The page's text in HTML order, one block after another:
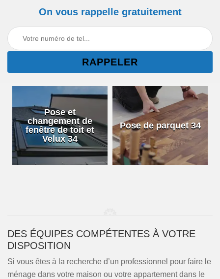
On vous rappelle gratuitement
Pose et
changement de
fenêtre de toit et
Velux 34
Pose de parquet 34
DES ÉQUIPES COMPÉTENTES À VOTRE
DISPOSITION
Si vous êtes à la recherche d’un professionnel pour faire le
ménage dans votre maison ou votre appartement dans le